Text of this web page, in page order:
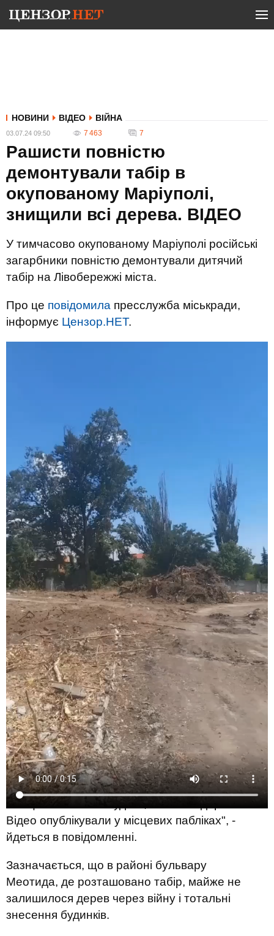
НОВИНИ ВІДЕО ВІЙНА
03.07.24 09:50 7 463 7
Рашисти повністю
демонтували табір в
окупованому Маріуполі,
знищили всі дерева. ВIДЕО
У тимчасово окупованому Маріуполі російські
загарбники повністю демонтували дитячий
табір на Лівобережжі міста.
Про це повідомила пресслужба міськради,
інформує Цензор.НЕТ.
"Російські загарбники демонтували все, що
було у колишньому дитячому таборі відпочинку
"Орльонок" на Лівобережжі міста. Вони
знищили не лише будівлі, але й всі дерева.
Відео опублікували у місцевих пабліках", -
йдеться в повідомленні.
Зазначається, що в районі бульвару
Меотида, де розташовано табір, майже не
залишилося дерев через війну і тотальні
знесення будинків.